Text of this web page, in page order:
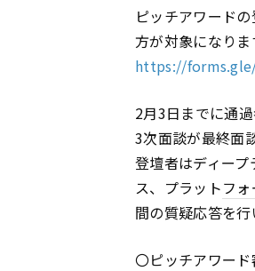
ピッチアワード
方が対象になりま
https://
2月3日までに通
3次面談が最終面
登壇者はディー
ス、プラットフ
間の質疑応答を行
〇ピッチアワード